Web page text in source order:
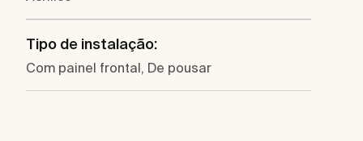
Tipo de instalação:
Com painel frontal, De pousar